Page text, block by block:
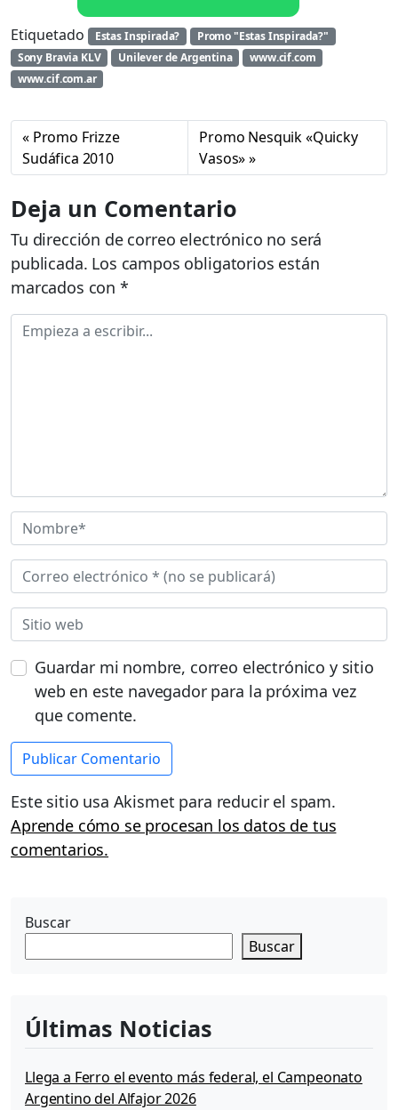
Etiquetado Estas Inspirada?
Promo "Estas Inspirada?"
Sony Bravia KLV
Unilever de Argentina
www.cif.com
www.cif.com.ar
Promo Frizze
Sudáfica 2010
Promo Nesquik «Quicky
Vasos»
Deja un Comentario
Tu dirección de correo electrónico no será
publicada. Los campos obligatorios están
marcados con *
Guardar mi nombre, correo electrónico y sitio
web en este navegador para la próxima vez
que comente.
Este sitio usa Akismet para reducir el spam.
Aprende cómo se procesan los datos de tus
comentarios.
Buscar
Buscar
Últimas Noticias
Llega a Ferro el evento más federal, el Campeonato
Argentino del Alfajor 2026